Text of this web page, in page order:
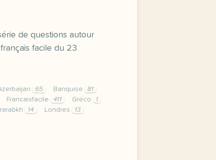
de questions autour
facile du 23
65 Banquise
81
Francaisfacile 411 Gréco
1
14 Londres
13